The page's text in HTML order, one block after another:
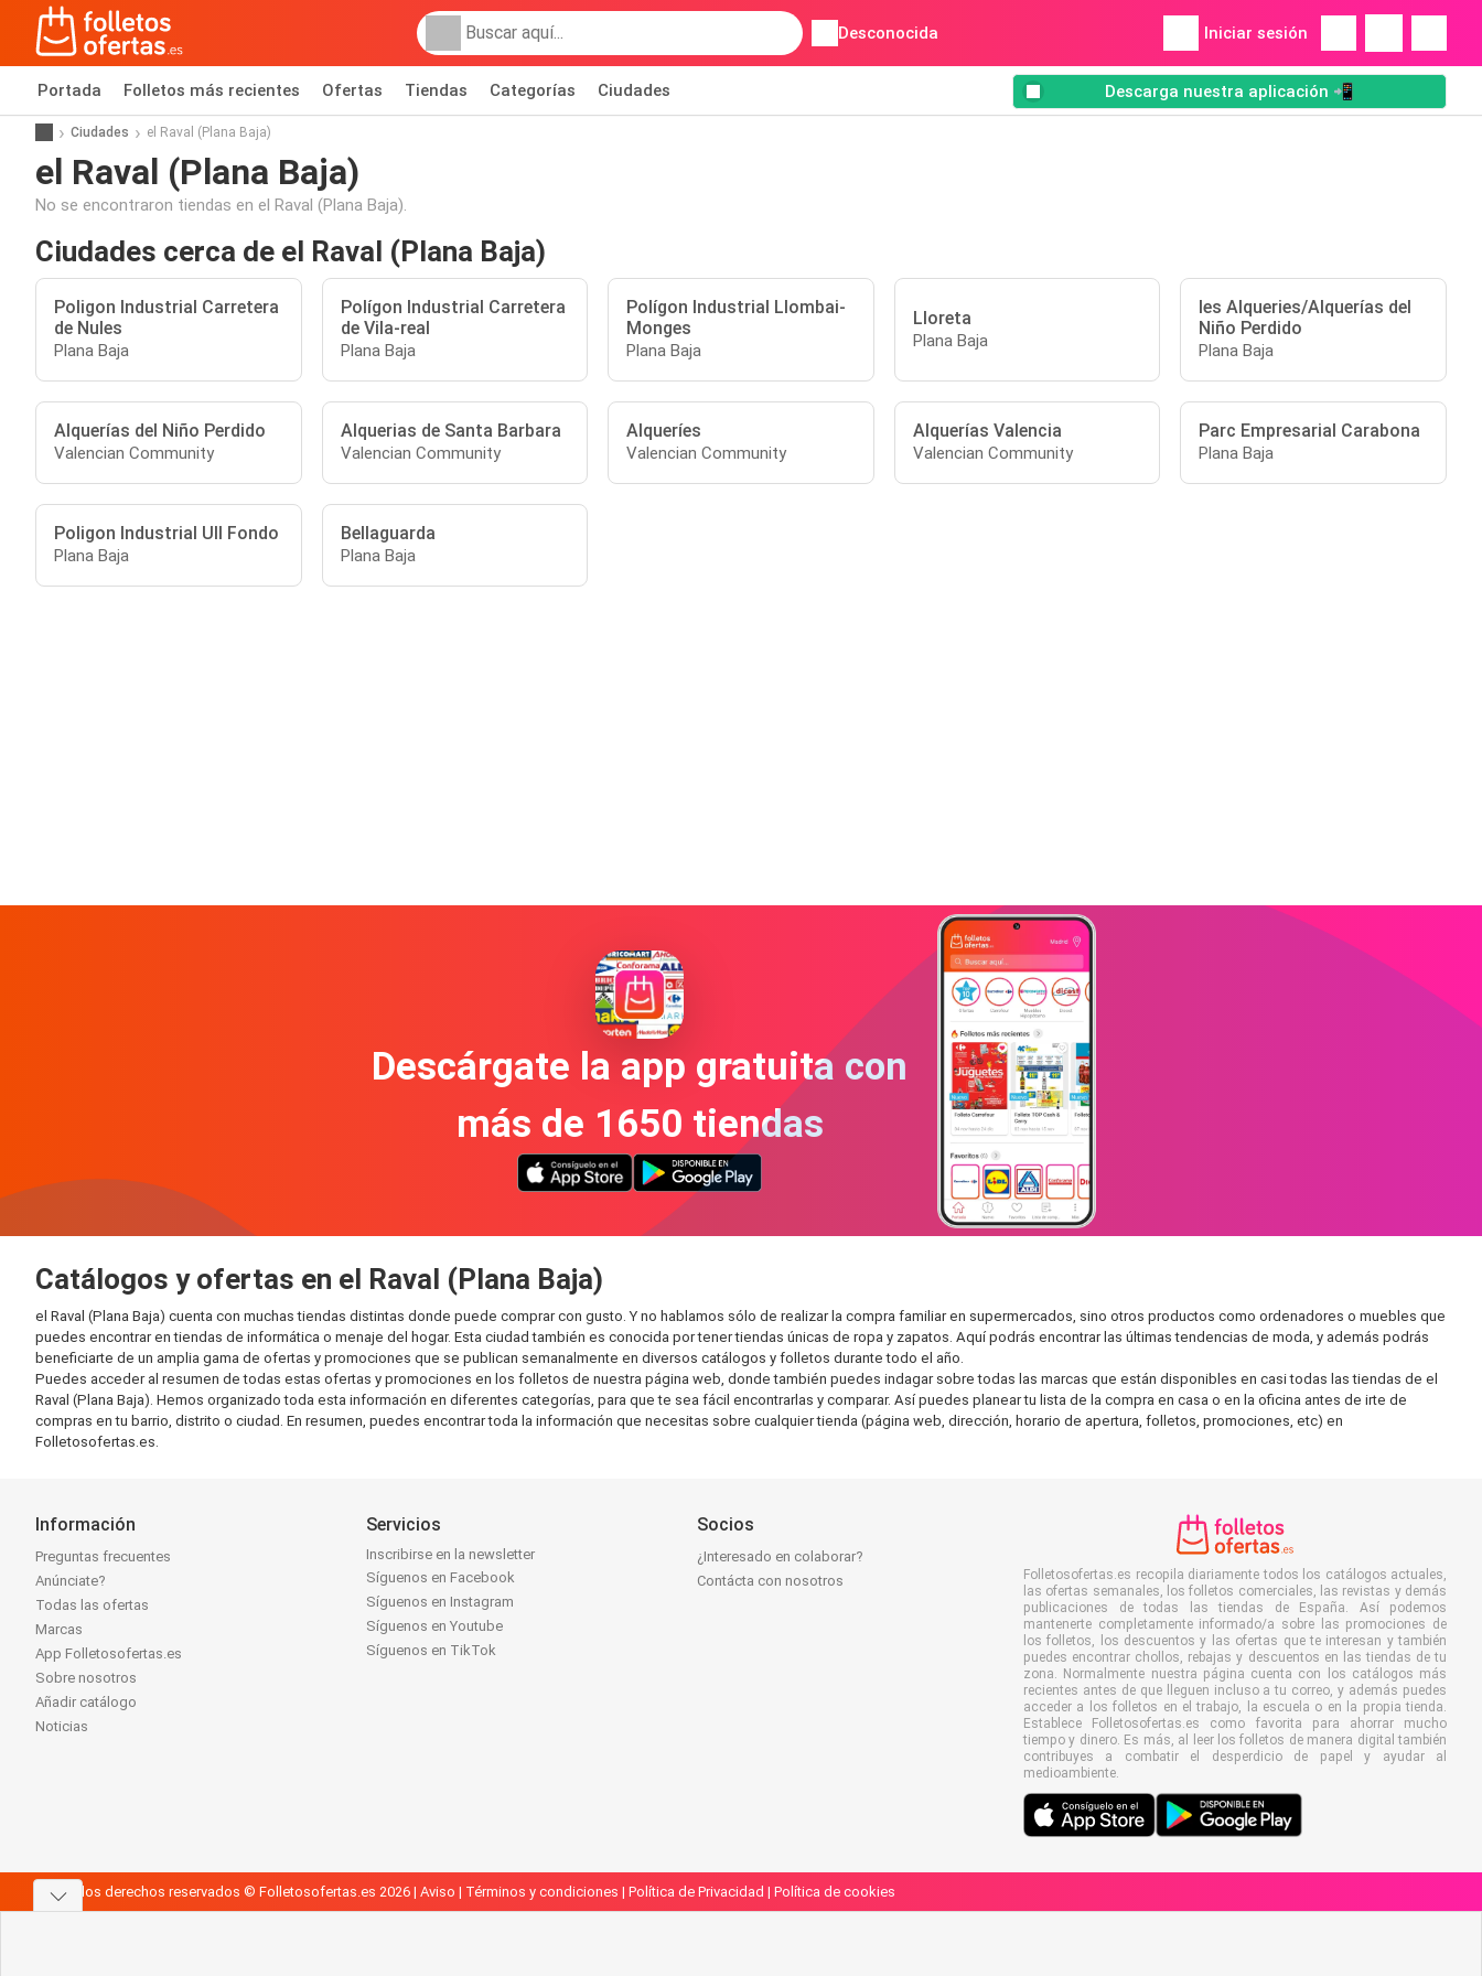
Desconocida Iniciar sesión
Portada Folletos más recientes Ofertas Tiendas Categorías Ciudades Descarga nuestra aplicación 📲
Ciudades el Raval (Plana Baja)
el Raval (Plana Baja)
No se encontraron tiendas en el Raval (Plana Baja).
Ciudades cerca de el Raval (Plana Baja)
Poligon Industrial Carretera
de Nules
Plana Baja
Polígon Industrial Carretera
de Vila-real
Plana Baja
Polígon Industrial Llombai-
Monges
Plana Baja
Lloreta
Plana Baja
les Alqueries/Alquerías del
Niño Perdido
Plana Baja
Alquerías del Niño Perdido
Valencian Community
Alquerias de Santa Barbara
Valencian Community
Alqueríes
Valencian Community
Alquerías Valencia
Valencian Community
Parc Empresarial Carabona
Plana Baja
Poligon Industrial Ull Fondo
Plana Baja
Bellaguarda
Plana Baja
Descárgate la app gratuita con
más de 1650 tiendas
Catálogos y ofertas en el Raval (Plana Baja)
el Raval (Plana Baja) cuenta con muchas tiendas distintas donde puede comprar con gusto. Y no hablamos sólo de realizar la compra familiar en supermercados, sino otros productos como ordenadores o muebles que
puedes encontrar en tiendas de informática o menaje del hogar. Esta ciudad también es conocida por tener tiendas únicas de ropa y zapatos. Aquí podrás encontrar las últimas tendencias de moda, y además podrás
beneficiarte de un amplia gama de ofertas y promociones que se publican semanalmente en diversos catálogos y folletos durante todo el año.
Puedes acceder al resumen de todas estas ofertas y promociones en los folletos de nuestra página web, donde también puedes indagar sobre todas las marcas que están disponibles en casi todas las tiendas de el
Raval (Plana Baja). Hemos organizado toda esta información en diferentes categorías, para que te sea fácil encontrarlas y comparar. Así puedes planear tu lista de la compra en casa o en la oficina antes de irte de
compras en tu barrio, distrito o ciudad. En resumen, puedes encontrar toda la información que necesitas sobre cualquier tienda (página web, dirección, horario de apertura, folletos, promociones, etc) en
Folletosofertas.es.
Información
Preguntas frecuentes
Anúnciate?
Todas las ofertas
Marcas
App Folletosofertas.es
Sobre nosotros
Añadir catálogo
Noticias
Servicios
Inscribirse en la newsletter
Síguenos en Facebook
Síguenos en Instagram
Síguenos en Youtube
Síguenos en TikTok
Socios
¿Interesado en colaborar?
Contácta con nosotros
Folletosofertas.es recopila diariamente todos los catálogos actuales,
las ofertas semanales, los folletos comerciales, las revistas y demás
publicaciones de todas las tiendas de España. Así podemos
mantenerte completamente informado/a sobre las promociones de
los folletos, los descuentos y las ofertas que te interesan y también
puedes encontrar chollos, rebajas y descuentos en las tiendas de tu
zona. Normalmente nuestra página cuenta con los catálogos más
recientes antes de que lleguen incluso a tu correo, y además puedes
acceder a los folletos en el trabajo, la escuela o en la propia tienda.
Establece Folletosofertas.es como favorita para ahorrar mucho
tiempo y dinero. Es más, al leer los folletos de manera digital también
contribuyes a combatir el desperdicio de papel y ayudar al
medioambiente.
Todos los derechos reservados © Folletosofertas.es 2026 | Aviso | Términos y condiciones | Política de Privacidad | Política de cookies